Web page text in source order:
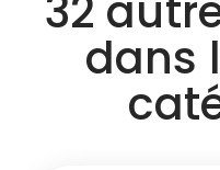
dans